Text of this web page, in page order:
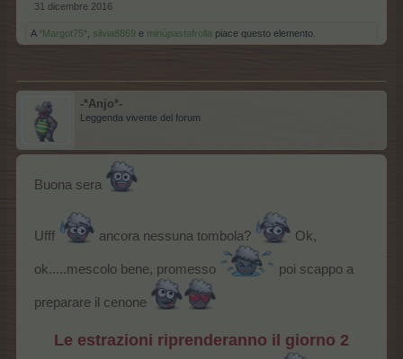
31 dicembre 2016
A *Margot75* silvia8869 e minùpastafrolla piace questo elemento.
-*Anjo*-
Leggenda vivente del forum
Buona sera
Ufff ancora nessuna tombola? Ok,
ok.....mescolo bene, promesso poi scappo a
preparare il cenone
Le estrazioni riprenderanno il giorno 2